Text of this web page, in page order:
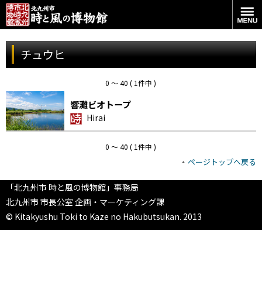
チュウヒ
0 〜 40 ( 1件中 )
響灘ビオトープ
Hirai
0 〜 40 ( 1件中 )
ページトップへ戻る
「北九州市 時と風の博物館」事務局
北九州市 市長公室 企画・マーケティング課
© Kitakyushu Toki to Kaze no Hakubutsukan. 2013